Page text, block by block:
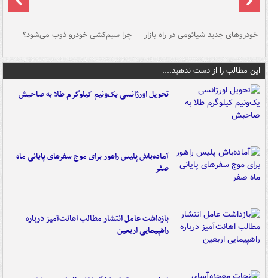
خودروهای جدید شیائومی در راه بازار چرا سیم‌کشی خودرو ذوب می‌شود؟
این مطالب را از دست ندهید....
تحویل اورژانسی یک‌ونیم کیلوگرم طلا به صاحبش
آماده‌باش پلیس راهور برای موج سفرهای پایانی ماه
صفر
بازداشت عامل انتشار مطالب اهانت‌آمیز درباره
راهپیمایی اربعین